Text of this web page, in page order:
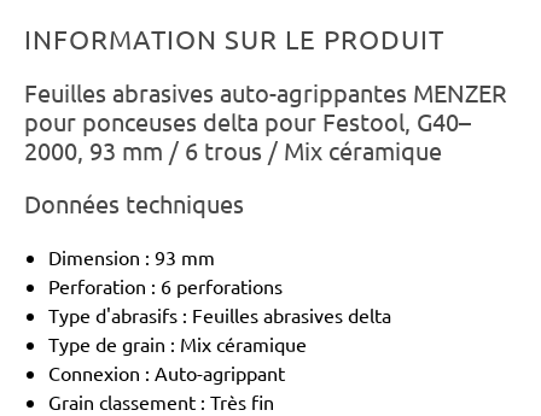
INFORMATION SUR LE PRODUIT
Feuilles abrasives auto-agrippantes MENZER
pour ponceuses delta pour Festool, G40–
2000, 93 mm / 6 trous / Mix céramique
Données techniques
Dimension : 93 mm
Perforation : 6 perforations
Type d'abrasifs : Feuilles abrasives delta
Type de grain : Mix céramique
Connexion : Auto-agrippant
Grain classement : Très fin